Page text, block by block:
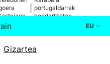
portugaldarrak
hondartzetan
EU
Gizartea